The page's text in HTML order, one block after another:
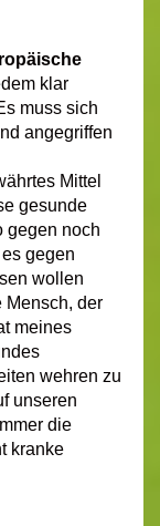
klar
muss sich
angegriffen
Mittel
gesunde
gegen noch
gegen
wollen
Mensch, der
meines
wehren zu
unseren
die
kranke